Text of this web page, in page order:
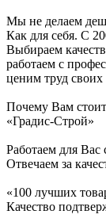
Мы не делаем
Как для себя. С
Выбираем
работаем с
ценим труд своих
Почему Вам
«Градис-Строй»
Работаем для Вас
Отвечаем за
«100 лучших
Качество